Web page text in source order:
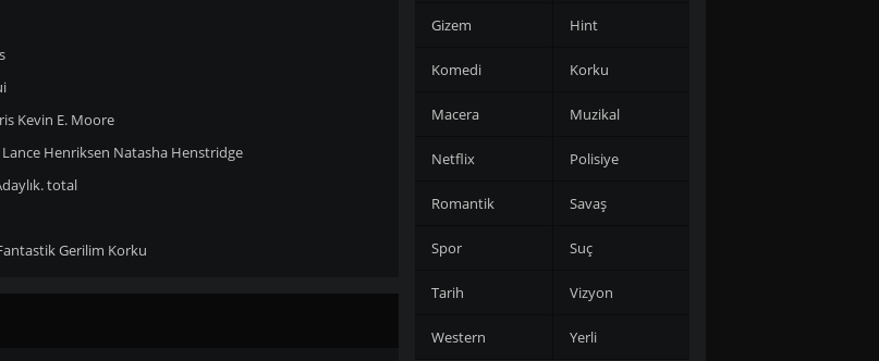
Kevin E. Moore
Lance Henriksen Natasha Henstridge
total
Gerilim Korku
Gizem Hint
Komedi Korku
Macera Muzikal
Netflix Polisiye
Romantik Savaş
Spor Suç
Tarih Vizyon
Western Yerli